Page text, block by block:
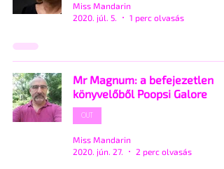
Miss Mandarin
2020. júl. 5.
1 perc olvasás
Mr Magnum: a befejezetlen
könyvelőből Poopsi Galore
OUT
Miss Mandarin
2020. jún. 27.
2 perc olvasás